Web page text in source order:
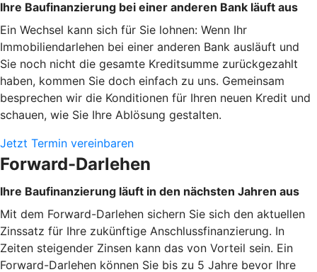
Ihre Baufinanzierung bei einer anderen Bank läuft aus
Ein Wechsel kann sich für Sie lohnen: Wenn Ihr
Immobiliendarlehen bei einer anderen Bank ausläuft und
Sie noch nicht die gesamte Kreditsumme zurückgezahlt
haben, kommen Sie doch einfach zu uns. Gemeinsam
besprechen wir die Konditionen für Ihren neuen Kredit und
schauen, wie Sie Ihre Ablösung gestalten.
Jetzt Termin vereinbaren
Forward-Darlehen
Ihre Baufinanzierung läuft in den nächsten Jahren aus
Mit dem Forward-Darlehen sichern Sie sich den aktuellen
Zinssatz für Ihre zukünftige Anschlussfinanzierung. In
Zeiten steigender Zinsen kann das von Vorteil sein. Ein
Forward-Darlehen können Sie bis zu 5 Jahre bevor Ihre